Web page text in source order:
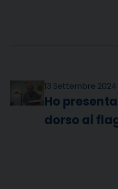
13 Settembre 2024
Ho
dorso ai